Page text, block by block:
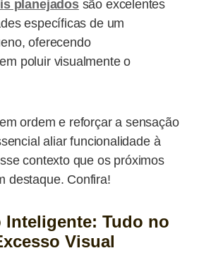
planejadossão excelentes
específicas de um
oferecendo
poluir visualmente o
ordem e reforçar a sensação
aliar funcionalidade à
contexto que os próximos
destaque. Confira!
Inteligente: Tudo no
Visual